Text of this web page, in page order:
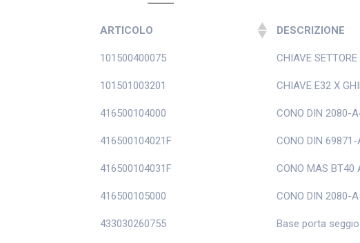
ARTICOLO DESCRIZIONE
101500400075 CHIAVE
101501003201 CHIAVE E32 X
416500104000 CONO DIN 2080-
416500104021F CONO DIN
416500104031F CONO MAS BT40
416500105000 CONO DIN 2080-
433030260755 Base porta seggio